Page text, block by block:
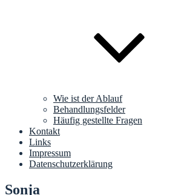
Wie ist der Ablauf
Behandlungsfelder
Häufig gestellte Fragen
Kontakt
Links
Impressum
Datenschutzerklärung
Sonja